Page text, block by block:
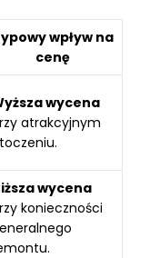
wpływ na
cenę
wycena
atrakcyjnym
wycena
konieczności